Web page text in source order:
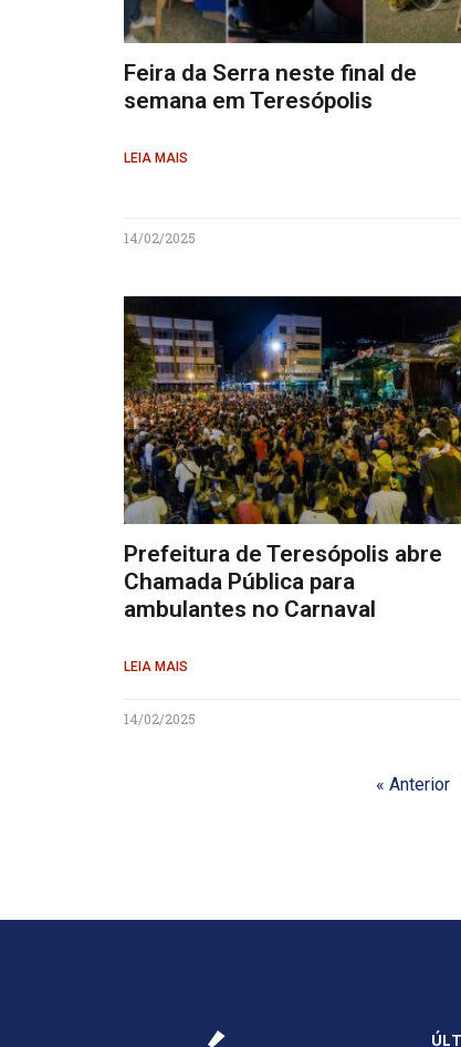
Feira da Serra neste final de
semana em Teresópolis
LEIA MAIS
14/02/2025
Prefeitura de Teresópolis abre
Chamada Pública para
ambulantes no Carnaval
LEIA MAIS
14/02/2025
« Anterior